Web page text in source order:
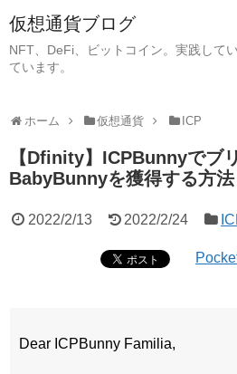
仮想通貨ブログ
NFT、DeFi、ビットコイン。実践して
ています。
ホーム 仮想通貨 ICP
【Dfinity】ICPBunnyでブ
BabyBunnyを獲得する方法
2022/2/13 2022/2/24
Dear ICPBunny Familia,